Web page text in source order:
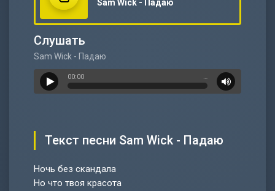
Sam Wick - Падаю
Слушать
Sam Wick - Падаю
00:00 …
Текст песни Sam Wick - Падаю
Ночь без скандала
Но что твоя красота